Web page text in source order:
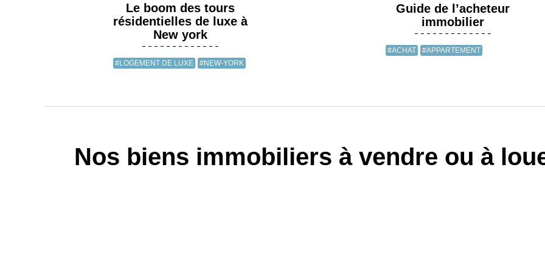
Le boom des tours
résidentielles de luxe à
New york
#LOGEMENT DE LUXE #NEW-YORK
Guide de l’acheteur
immobilier
#ACHAT #APPARTEMENT
Nos biens immobiliers à vendre ou à